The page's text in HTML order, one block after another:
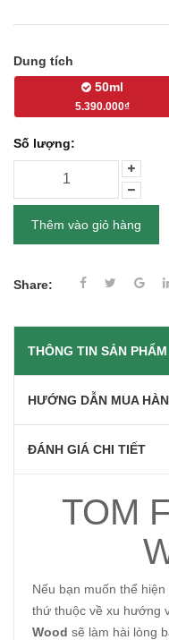
Dung tích
50ml
5.390.000₫
Số lượng:
Thêm vào giỏ hàng
Share:
THÔNG TIN SẢN PHẨM
HƯỚNG DẪN MUA
ĐÁNH GIÁ CHI TIẾT
TOM
Nếu bạn muốn thể
thứ thuộc về xu hướng
Wood sẽ làm hài lòng